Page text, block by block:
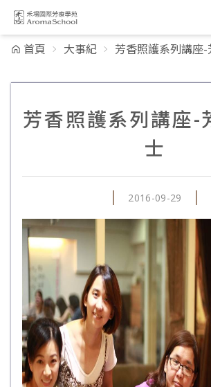
跳到主要內容
首頁 大事紀 芳香照護系列講座
芳香照護系列講座-
士
2016-09-29